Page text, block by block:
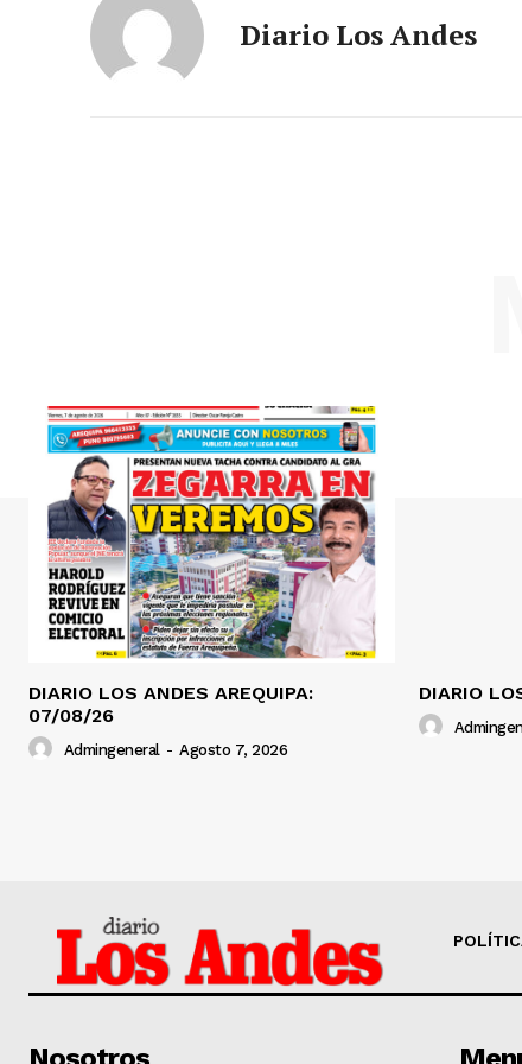
Diario Los Andes
DIARIO LOS ANDES AREQUIPA:
07/08/26
Admingeneral - Agosto 7, 2026
DIARIO